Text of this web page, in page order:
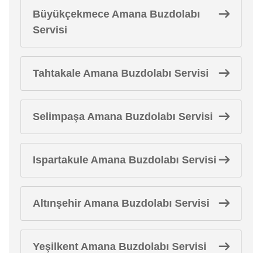
Büyükçekmece Amana Buzdolabı
Servisi
Tahtakale Amana Buzdolabı Servisi
Selimpaşa Amana Buzdolabı Servisi
Ispartakule Amana Buzdolabı Servisi
Altınşehir Amana Buzdolabı Servisi
Yeşilkent Amana Buzdolabı Servisi